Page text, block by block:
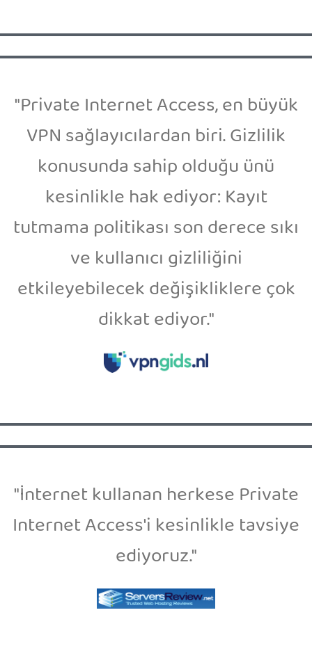
"Private Internet Access, en büyük
VPN sağlayıcılardan biri. Gizlilik
konusunda sahip olduğu ünü
kesinlikle hak ediyor: Kayıt
tutmama politikası son derece sıkı
ve kullanıcı gizliliğini
etkileyebilecek değişikliklere çok
dikkat ediyor."
"İnternet kullanan herkese Private
Internet Access'i kesinlikle tavsiye
ediyoruz."